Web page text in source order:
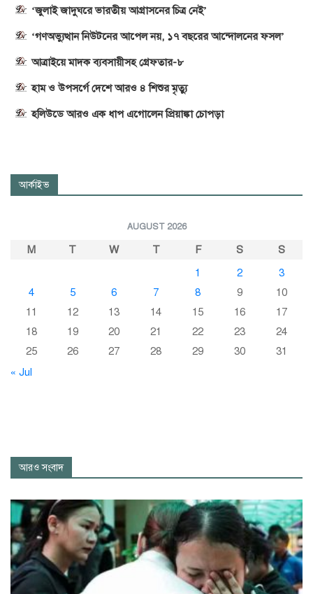
‘জুলাই জাদুঘরে ভারতীয় আগ্রাসনের চিত্র নেই’
‘গণঅভ্যুত্থান নিউটনের আপেল নয়, ১৭ বছরের আন্দোলনের ফসল’
আত্রাইয়ে মাদক ব্যবসায়ীসহ গ্রেফতার-৮
হাম ও উপসর্গে দেশে আরও ৪ শিশুর মৃত্যু
হলিউডে আরও এক ধাপ এগোলেন প্রিয়াঙ্কা চোপড়া
আর্কাইভ
AUGUST 2026
M T W T F S
S
1
2
3
4
5 6 7 8 9
10
11
12 13 14 15 16
17
18
19 20 21 22 23
24
25
26 27 28 29 30
31
« Jul
আরও সংবাদ